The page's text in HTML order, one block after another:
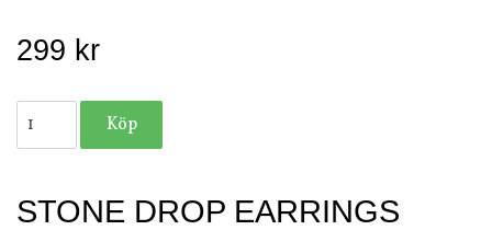
299 kr
STONE DROP EARRINGS